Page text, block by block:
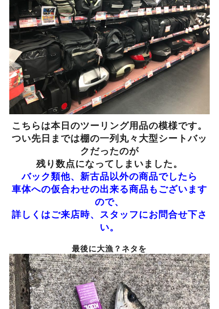
こちらは本日のツーリング用品の模様です。
つい先日までは棚の一列丸々大型シートバッ
クだったのが
残り数点になってしまいました。
バック類他、新古品以外の商品でしたら
車体への仮合わせの出来る商品もございます
ので、
詳しくはご来店時、スタッフにお問合せ下さ
い。
最後に大漁？ネタを